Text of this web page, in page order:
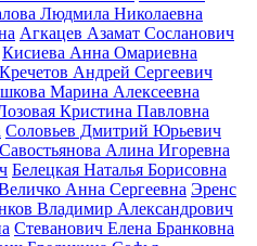
Людмила Николаевна
Агкацев Азамат Сосланович
Кисиева Анна Омариевна
Кречетов Андрей Сергеевич
Марина Алексеевна
Кристина Павловна
Соловьев Дмитрий Юрьевич
Савостьянова Алина Игоревна
Белецкая Наталья Борисовна
Анна Сергеевна Эренс
Владимир Александрович
Стеванович Елена Бранковна